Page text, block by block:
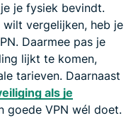
je fysiek bevindt.
vergelijken, heb je
Daarmee pas je
lijkt te komen,
tarieven. Daarnaast
als je
goede VPN wél doet.